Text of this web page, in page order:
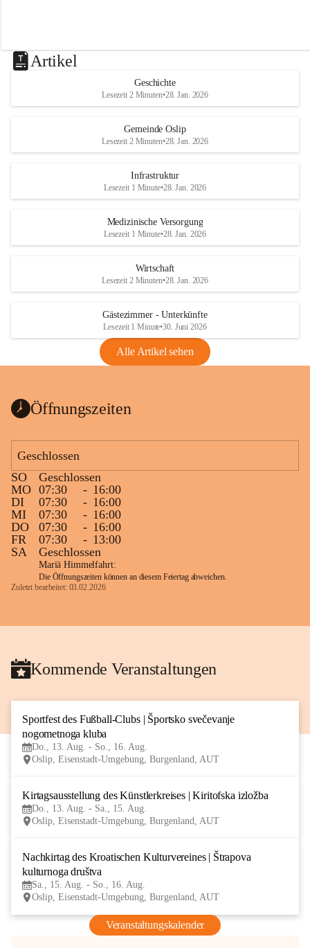
Artikel
Geschichte
Lesezeit 2 Minuten•28. Jan. 2026
Gemeinde Oslip
Lesezeit 2 Minuten•28. Jan. 2026
Infrastruktur
Lesezeit 1 Minute•28. Jan. 2026
Medizinische Versorgung
Lesezeit 1 Minute•28. Jan. 2026
Wirtschaft
Lesezeit 2 Minuten•28. Jan. 2026
Gästezimmer - Unterkünfte
Lesezeit 1 Minute•30. Juni 2026
Alle Artikel sehen
Öffnungszeiten
Geschlossen
SO
Geschlossen
MO 07:30 - 16:00
DI
07:30 - 16:00
MI
07:30 - 16:00
DO
07:30 - 16:00
FR
07:30 - 13:00
SA
Geschlossen
Mariä Himmelfahrt:
Die Öffnungszeiten können an diesem Feiertag abweichen.
Zuletzt bearbeitet: 03.02.2026
Kommende Veranstaltungen
Sportfest des Fußball-Clubs | Športsko svečevanje
nogometnoga kluba
Do., 13. Aug. - So., 16. Aug.
Oslip, Eisenstadt-Umgebung, Burgenland, AUT
Kirtagsausstellung des Künstlerkreises | Kiritofska izložba
Do., 13. Aug. - Sa., 15. Aug.
Oslip, Eisenstadt-Umgebung, Burgenland, AUT
Nachkirtag des Kroatischen Kulturvereines | Štrapova
kulturnoga društva
Sa., 15. Aug. - So., 16. Aug.
Oslip, Eisenstadt-Umgebung, Burgenland, AUT
Veranstaltungskalender